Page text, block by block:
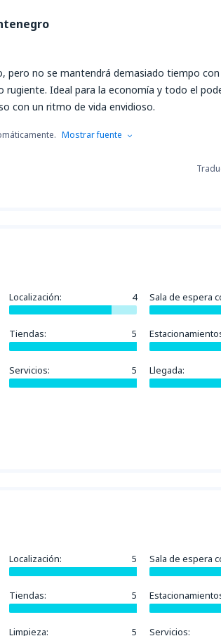
pero no se mantendrá demasiado tiempo
rugiente. Ideal para la economía y todo el
con un ritmo de vida envidioso.
Mostrar fuente
Localización: 4 Sala de espera
Tiendas: 5
Servicios: 5 Llegada:
Localización: 5 Sala de espera
Tiendas: 5
Limpieza: 5 Servicios: